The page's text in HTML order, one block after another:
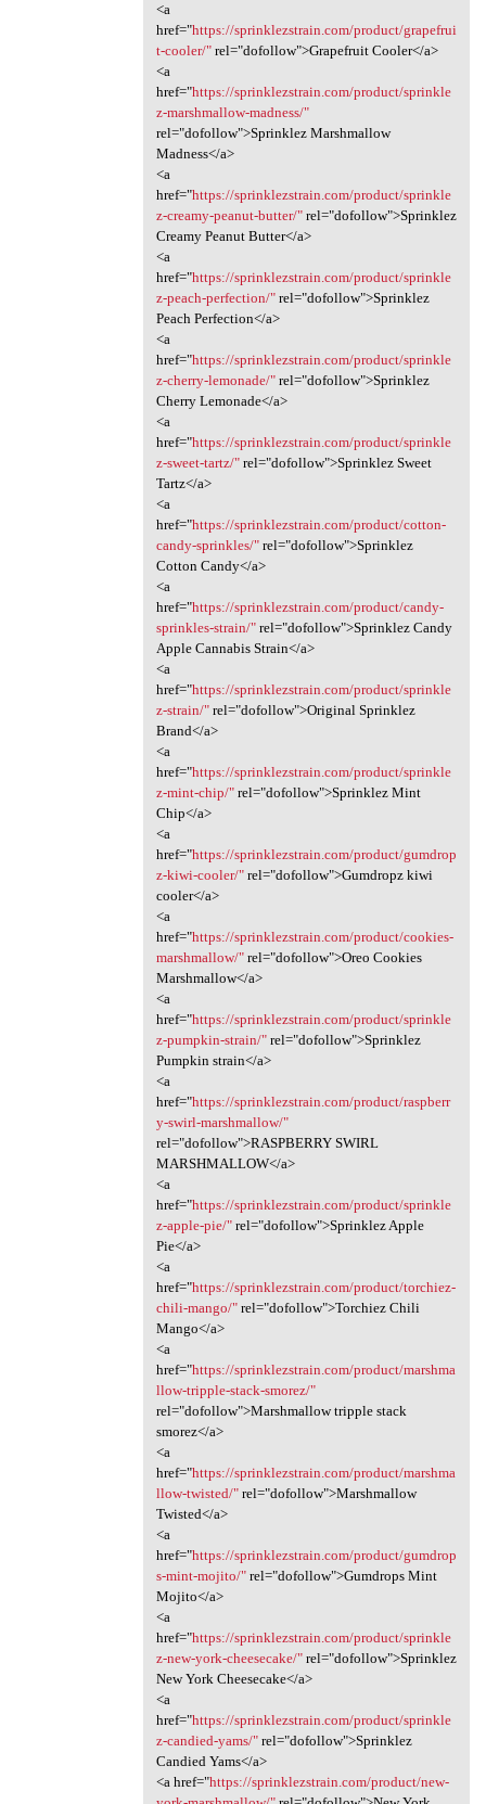
<a
href="https://sprinklezstrain.com/product/grapefrui
t-cooler/"rel="dofollow">Grapefruit Cooler</a>
<a
href="https://sprinklezstrain.com/product/sprinkle
z-marshmallow-madness/"
rel="dofollow">Sprinklez Marshmallow
Madness</a>
<a
href="https://sprinklezstrain.com/product/sprinkle
z-creamy-peanut-butter/"rel="dofollow">Sprinklez
Creamy Peanut Butter</a>
<a
href="https://sprinklezstrain.com/product/sprinkle
z-peach-perfection/"rel="dofollow">Sprinklez
Peach Perfection</a>
<a
href="https://sprinklezstrain.com/product/sprinkle
z-cherry-lemonade/"rel="dofollow">Sprinklez
Cherry Lemonade</a>
<a
href="https://sprinklezstrain.com/product/sprinkle
z-sweet-tartz/"rel="dofollow">Sprinklez Sweet
Tartz</a>
<a
href="https://sprinklezstrain.com/product/cotton-
candy-sprinkles/"rel="dofollow">Sprinklez
Cotton Candy</a>
<a
href="https://sprinklezstrain.com/product/candy-
sprinkles-strain/"rel="dofollow">Sprinklez Candy
Apple Cannabis Strain</a>
<a
href="https://sprinklezstrain.com/product/sprinkle
z-strain/"rel="dofollow">Original Sprinklez
Brand</a>
<a
href="https://sprinklezstrain.com/product/sprinkle
z-mint-chip/"rel="dofollow">Sprinklez Mint
Chip</a>
<a
href="https://sprinklezstrain.com/product/gumdrop
z-kiwi-cooler/"rel="dofollow">Gumdropz kiwi
cooler</a>
<a
href="https://sprinklezstrain.com/product/cookies-
marshmallow/"rel="dofollow">Oreo Cookies
Marshmallow</a>
<a
href="https://sprinklezstrain.com/product/sprinkle
z-pumpkin-strain/"rel="dofollow">Sprinklez
Pumpkin strain</a>
<a
href="https://sprinklezstrain.com/product/raspberr
y-swirl-marshmallow/"
rel="dofollow">RASPBERRY SWIRL
MARSHMALLOW</a>
<a
href="https://sprinklezstrain.com/product/sprinkle
z-apple-pie/"rel="dofollow">Sprinklez Apple
Pie</a>
<a
href="https://sprinklezstrain.com/product/torchiez-
chili-mango/"rel="dofollow">Torchiez Chili
Mango</a>
<a
href="https://sprinklezstrain.com/product/marshma
llow-tripple-stack-smorez/"
rel="dofollow">Marshmallow tripple stack
smorez</a>
<a
href="https://sprinklezstrain.com/product/marshma
llow-twisted/"rel="dofollow">Marshmallow
Twisted</a>
<a
href="https://sprinklezstrain.com/product/gumdrop
s-mint-mojito/"rel="dofollow">Gumdrops Mint
Mojito</a>
<a
href="https://sprinklezstrain.com/product/sprinkle
z-new-york-cheesecake/"rel="dofollow">Sprinklez
New York Cheesecake</a>
<a
href="https://sprinklezstrain.com/product/sprinkle
z-candied-yams/"rel="dofollow">Sprinklez
Candied Yams</a>
<a href="https://sprinklezstrain.com/product/new-